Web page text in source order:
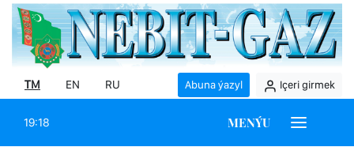
TM EN RU Abuna ýazyl Içeri girmek
19:18 MENÝU